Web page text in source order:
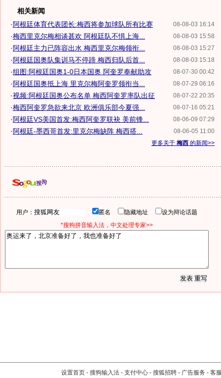
相关新闻
08-08-03 16:14
· 阿根廷体育代表团长:梅西将参加球队所有比赛
08-08-03 15:58
·梅西里克尔梅相谈甚欢 阿根廷队不惧上海...
08-08-03 15:27
· 阿根廷主力已阵容出水 梅西里克尔梅领衔...
08-08-03 15:18
· 阿根廷国奥队集训马不停蹄 梅西归队后首...
08-07-30 00:42
·组图:阿根廷国奥1-0日本国奥 阿奎罗奉献助攻
08-07-29 06:16
· 阿根廷国奥抵上海 里克尔梅阿奎罗领衔当...
08-07-22 20:35
·视频:阿根廷国奥公布名单 梅西阿奎罗率队出征
08-07-16 05:21
·梅西阿奎罗急欲来北京 欧洲俱乐部今夏强...
08-06-09 07:29
· 阿根廷VS美国首发:梅西阿奎罗联袂 美前锋...
08-06-05 11:00
· 阿根廷-墨西哥首发:里克尔梅缺阵 梅西搭...
更多关于 梅西 的新闻>>
用户： 匿名 隐藏地址
设为辩论话题
*搜狗拼音输入法，中文处理专家>>
设置首页 - 搜狗输入法 - 支付中心 - 搜狐招聘 - 广告服务 - 客